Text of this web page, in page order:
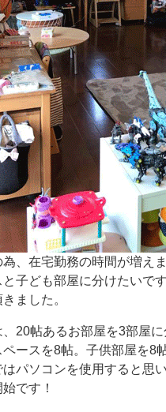
為、在宅勤務の時間が増
子ども部屋に分けたいです
ました。
20帖あるお部屋を3部屋に
ースを8帖。子供部屋を8
パソコンを使用すると思
です！